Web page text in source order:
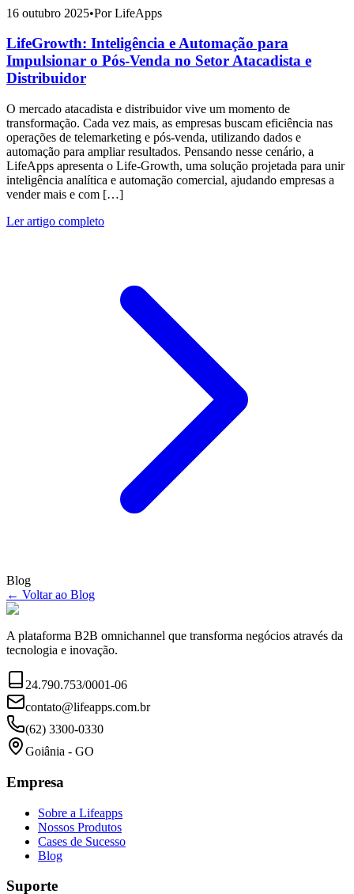
16 outubro 2025•Por LifeApps
LifeGrowth: Inteligência e Automação para
Impulsionar o Pós-Venda no Setor Atacadista e
Distribuidor
O mercado atacadista e distribuidor vive um momento de
transformação. Cada vez mais, as empresas buscam eficiência nas
operações de telemarketing e pós-venda, utilizando dados e
automação para ampliar resultados. Pensando nesse cenário, a
LifeApps apresenta o Life-Growth, uma solução projetada para unir
inteligência analítica e automação comercial, ajudando empresas a
vender mais e com […]
Ler artigo completo
Blog
← Voltar ao Blog
A plataforma B2B omnichannel que transforma negócios através da
tecnologia e inovação.
24.790.753/0001-06
contato@lifeapps.com.br
(62) 3300-0330
Goiânia - GO
Empresa
Sobre a Lifeapps
Nossos Produtos
Cases de Sucesso
Blog
Suporte